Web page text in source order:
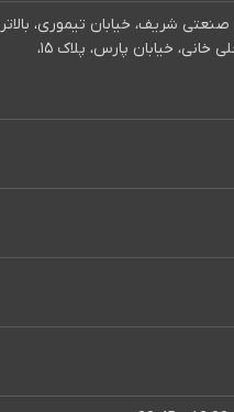
شریف، خیابان تیموری، بالاتر
از میدان تیموری، خیابان شهید علی لطفعلی خانی، خیابان پارس، پلاک ۱۵،